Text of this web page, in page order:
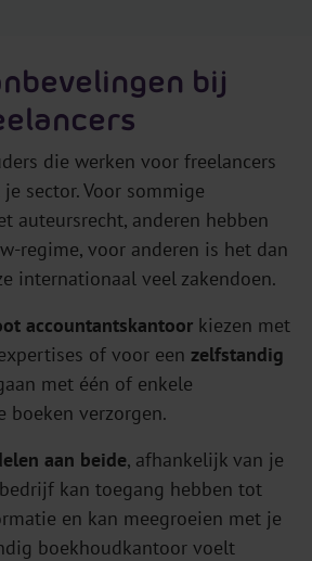
bij
die werken voor freelancers
sector. Voor sommige
auteursrecht, anderen hebben
regime, voor anderen is het dan
internationaal veel zakendoen.
accountantskantoor kiezen met
of voor een zelfstandig
met één of enkele
boeken verzorgen.
aan beide, afhankelijk van je
kan toegang hebben tot
en kan meegroeien met je
boekhoudkantoor voelt